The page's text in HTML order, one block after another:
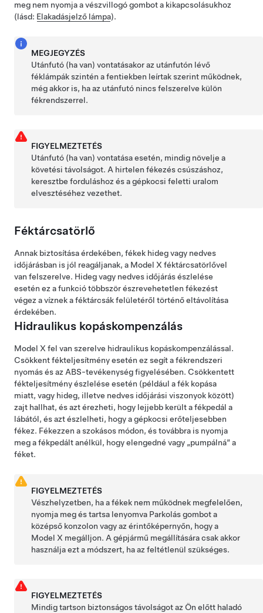
meg nem nyomja a vészvillogó gombot a kikapcsolásukhoz
(lásd: Elakadásjelző lámpa).
MEGJEGYZÉS
Utánfutó (ha van) vontatásakor az utánfutón lévő
féklámpák szintén a fentiekben leírtak szerint működnek,
még akkor is, ha az utánfutó nincs felszerelve külön
fékrendszerrel.
FIGYELMEZTETÉS
Utánfutó (ha van) vontatása esetén, mindig növelje a
követési távolságot. A hirtelen fékezés csúszáshoz,
keresztbe forduláshoz és a gépkocsi feletti uralom
elvesztéséhez vezethet.
Féktárcsatörlő
Annak biztosítása érdekében, fékek hideg vagy nedves
időjárásban is jól reagáljanak, a Model X féktárcsatörlővel
van felszerelve. Hideg vagy nedves időjárás észlelése
esetén ez a funkció többször észrevehetetlen fékezést
végez a víznek a féktárcsák felületéről történő eltávolítása
érdekében.
Hidraulikus kopáskompenzálás
Model X fel van szerelve hidraulikus kopáskompenzálással.
Csökkent fékteljesítmény esetén ez segít a fékrendszeri
nyomás és az ABS-tevékenység figyelésében. Csökkentett
fékteljesítmény észlelése esetén (például a fék kopása
miatt, vagy hideg, illetve nedves időjárási viszonyok között)
zajt hallhat, és azt érezheti, hogy lejjebb került a fékpedál a
lábától, és azt észlelheti, hogy a gépkocsi erőteljesebben
fékez. Fékezzen a szokásos módon, és továbbra is nyomja
meg a fékpedált anélkül, hogy elengedné vagy „pumpálná” a
féket.
FIGYELMEZTETÉS
Vészhelyzetben, ha a fékek nem működnek megfelelően,
nyomja meg és tartsa lenyomva Parkolás gombota
középső konzolon vagy az érintőképernyőn, hogy a
Model X megálljon. A gépjármű megállítására csak akkor
használja ezt a módszert, ha az feltétlenül szükséges.
FIGYELMEZTETÉS
Mindig tartson biztonságos távolságot az Ön előtt haladó